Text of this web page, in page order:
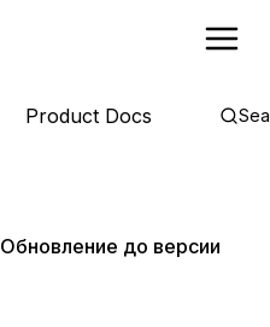
Product Docs
Обновление до версии